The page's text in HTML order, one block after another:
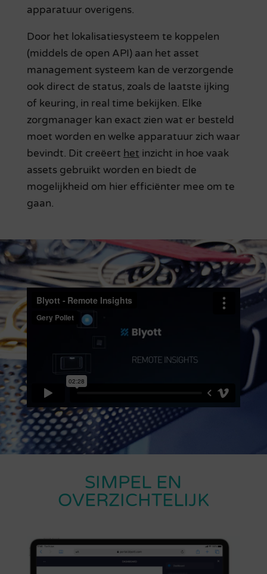
apparatuur overigens.
Door het lokalisatiesysteem te koppelen
(middels de open API) aan het asset
management systeem kan de verzorgende
ook direct de status, zoals de laatste ijking
of keuring, in real time bekijken. Elke
zorgmanager kan exact zien wat er besteld
moet worden en welke apparatuur zich waar
bevindt. Dit creëert het inzicht in hoe vaak
assets gebruikt worden en biedt de
mogelijkheid om hier efficiënter mee om te
gaan.
SIMPEL EN
OVERZICHTELIJK